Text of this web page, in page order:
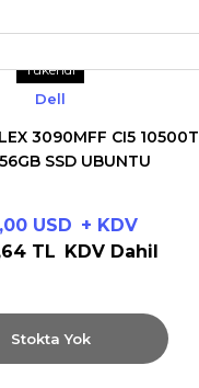
Tükendi
Dell
3090MFF CI5 10500T
SSD UBUNTU
USD + KDV
TL KDV Dahil
Stokta Yok